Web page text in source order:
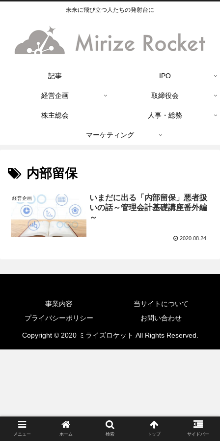
未来に飛び立つ人たちの発射台に
記事 IPO
経営企画 取締役会
株主総会 人事・総務
マーケティング
内部留保
経営企画
いまだに出る「内部留保」悪者扱
いの話～管理会計基礎講座番外編
～
2020.08.24
事業内容
当サイトについて
プライバシーポリシー
お問い合わせ
Copyright © 2020 ミライズロケット All Rights Reserved.
メニュー ホーム 検索 トップ サイドバー